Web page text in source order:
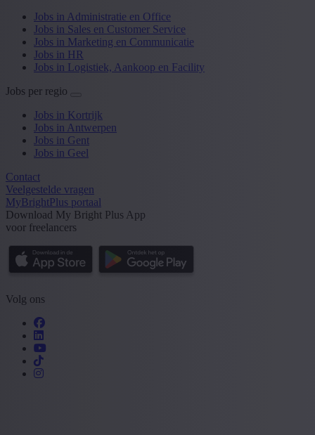
Jobs in Administratie en Office
Jobs in Sales en Customer Service
Jobs in Marketing en Communicatie
Jobs in HR
Jobs in Logistiek, Aankoop en Facility
Jobs per regio
Jobs in Kortrijk
Jobs in Antwerpen
Jobs in Gent
Jobs in Geel
Contact
Veelgestelde vragen
MyBrightPlus portaal
Download My Bright Plus App
voor freelancers
Volg ons